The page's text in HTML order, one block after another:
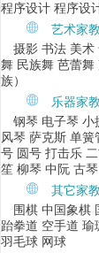
程序设计 程序设
艺术家
摄影 书法 美术
舞 民族舞 芭蕾舞
族）
乐器家
钢琴 电子琴 小
风琴 萨克斯 单簧
号 圆号 打击乐
笙 柳琴 中阮 古琴
其它家
围棋 中国象棋
跆拳道 空手道 瑜
羽毛球 网球